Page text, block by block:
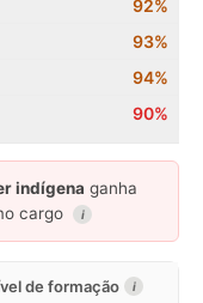
92%
93%
94%
90%
indígena ganha
cargo
i
de formação i